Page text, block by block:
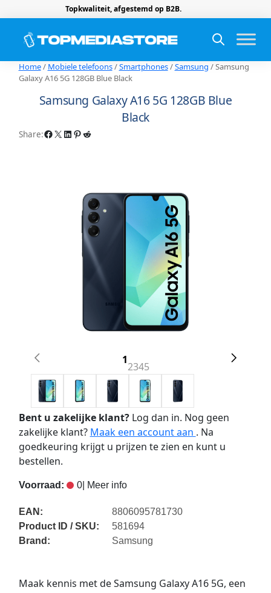
Topkwaliteit, afgestemd op B2B.
Home/ Mobiele telefoons/Smartphones/Samsung / Samsung
Galaxy A16 5G 128GB Blue Black
Samsung Galaxy A16 5G 128GB Blue
Black
Share:Facebook X LinkedIn Pinterest Reddit
1
2345
Bent u zakelijke klant?Log dan in. Nog geen
zakelijke klant? Maak een account aan . Na
goedkeuring krijgt u prijzen te zien en kunt u
bestellen.
Voorraad: 0| Meer info
EAN:
8806095781730
Product ID / SKU:
581694
Brand:
Samsung
Maak kennis met de Samsung Galaxy A16 5G, een